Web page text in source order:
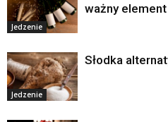
Jedzenie
ważny
Jedzenie
Słodka